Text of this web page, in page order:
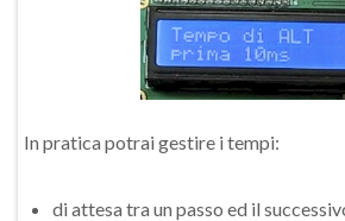
In pratica potrai gestire i tempi:
di attesa tra un passo ed il